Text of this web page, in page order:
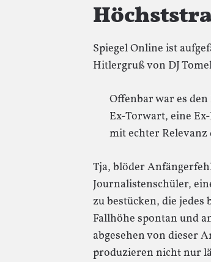
Spiegel Online ist
Hitlergruß von DJ
Offenbar war es
Ex-Torwart, eine
mit echter
Tja, blöder
Journalistenschüler,
zu bestücken, die
Fallhöhe spontan und
abgesehen von dieser
produzieren nicht nur